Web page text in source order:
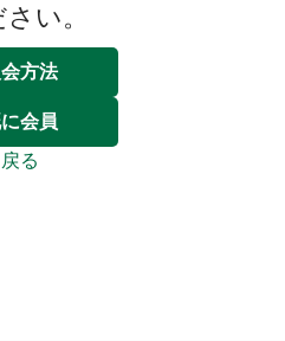
い。
会方法
会員
戻る